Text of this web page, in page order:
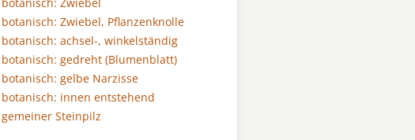
botanisch: Zwiebel, Pflanzenknolle
botanisch: achsel-, winkelständig
botanisch: gedreht (Blumenblatt)
botanisch: gelbe Narzisse
botanisch: innen entstehend
gemeiner Steinpilz